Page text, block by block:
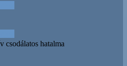
csodálatos hatalma